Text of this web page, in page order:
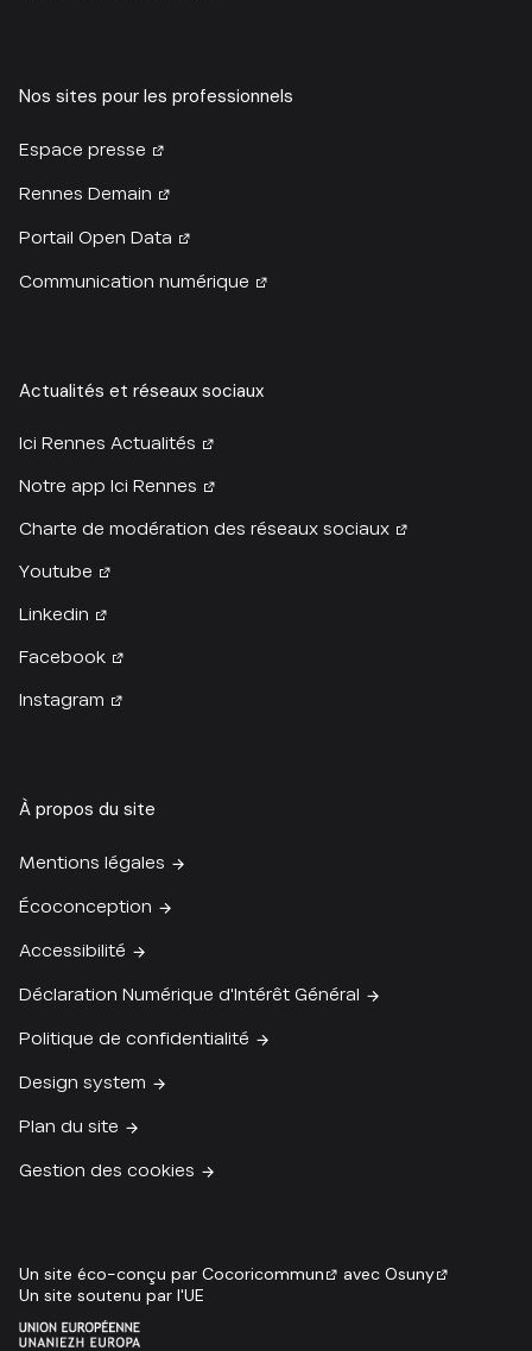
Nos sites pour les professionnels
Espace presse
Rennes Demain
Portail Open Data
Communication numérique
Actualités et réseaux sociaux
Ici Rennes Actualités
Notre app Ici Rennes
Charte de modération des réseaux sociaux
Youtube
Linkedin
Facebook
Instagram
À propos du site
Mentions légales
Écoconception
Accessibilité
Déclaration Numérique d'Intérêt Général
Politique de confidentialité
Design system
Plan du site
Gestion des cookies
Un site soutenu par l'UE
Un site éco-conçu par Cocoricommun avec Osuny